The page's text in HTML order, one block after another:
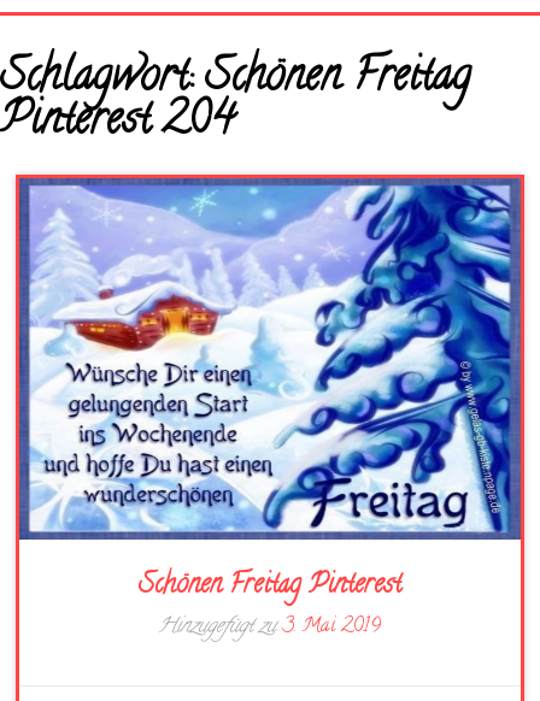
Startseite
Neue Bilder
Schlagwort:Schönen Freitag
Pinterest 204
Schönen Freitag Pinterest
Hinzugefügt zu3. Mai 2019